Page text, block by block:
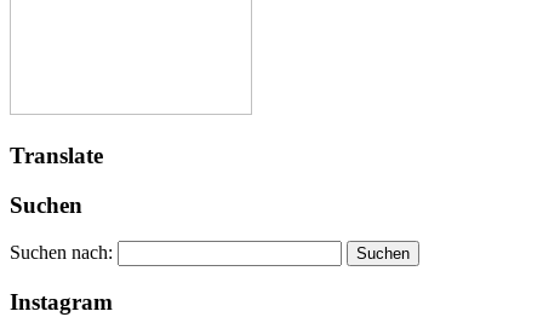
Translate
Suchen
Suchen nach:
Instagram